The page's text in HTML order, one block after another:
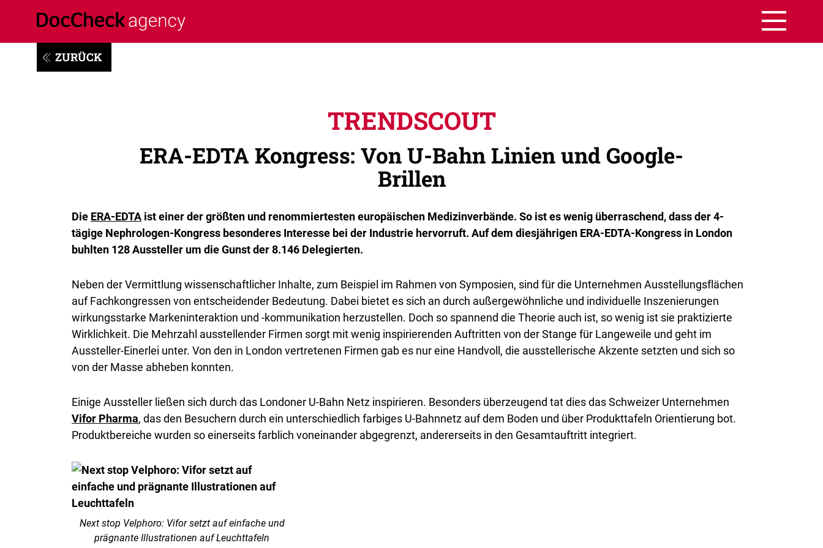
ZURÜCK
TRENDSCOUT
ERA-EDTA Kongress: Von U-Bahn Linien und Google-
Brillen
Die ERA-EDTA ist einer der größten und renommiertesten europäischen Medizinverbände. So ist es wenig überraschend, dass der 4-
tägige Nephrologen-Kongress besonderes Interesse bei der Industrie hervorruft. Auf dem diesjährigen ERA-EDTA-Kongress in London
buhlten 128 Aussteller um die Gunst der 8.146 Delegierten.
Neben der Vermittlung wissenschaftlicher Inhalte, zum Beispiel im Rahmen von Symposien, sind für die Unternehmen Ausstellungsflächen
auf Fachkongressen von entscheidender Bedeutung. Dabei bietet es sich an durch außergewöhnliche und individuelle Inszenierungen
wirkungsstarke Markeninteraktion und -kommunikation herzustellen. Doch so spannend die Theorie auch ist, so wenig ist sie praktizierte
Wirklichkeit. Die Mehrzahl ausstellender Firmen sorgt mit wenig inspirierenden Auftritten von der Stange für Langeweile und geht im
Aussteller-Einerlei unter. Von den in London vertretenen Firmen gab es nur eine Handvoll, die ausstellerische Akzente setzten und sich so
von der Masse abheben konnten.
Einige Aussteller ließen sich durch das Londoner U-Bahn Netz inspirieren. Besonders überzeugend tat dies das Schweizer Unternehmen
Vifor Pharma, das den Besuchern durch ein unterschiedlich farbiges U-Bahnnetz auf dem Boden und über Produkttafeln Orientierung bot.
Produktbereiche wurden so einerseits farblich voneinander abgegrenzt, andererseits in den Gesamtauftritt integriert.
Next stop Velphoro: Vifor setzt auf einfache und
prägnante Illustrationen auf Leuchttafeln